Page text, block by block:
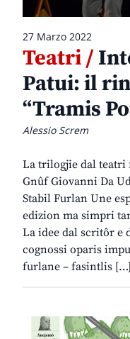
27 Marzo 2022
Teatri /
Patui: il
“Tramis
Alessio Screm
La trilogjie dal teatri
Gnûf Giovanni Da
Stabil Furlan Une
edizion ma simpri
La idee dal scritôr e
cognossi oparis
furlane – fasintlis […]